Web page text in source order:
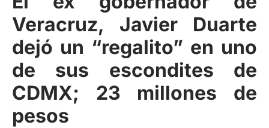
Veracruz, Javier Duarte
dejó un “regalito” en uno
de sus escondites de
CDMX; 23 millones de
pesos